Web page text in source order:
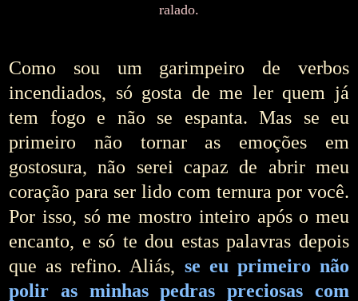
ralado.
Como sou um garimpeiro de verbos
incendiados, só gosta de me ler quem já
tem fogo e não se espanta. Mas se eu
primeiro não tornar as emoções em
gostosura, não serei capaz de abrir meu
coração para ser lido com ternura por você.
Por isso, só me mostro inteiro após o meu
encanto, e só te dou estas palavras depois
que as refino. Aliás, se eu primeiro não
polir as minhas pedras preciosas com